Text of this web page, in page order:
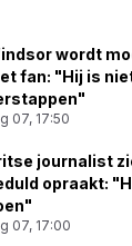
wordt
fan: "Hij is
07, 17:50
journalist
opraakt:
07, 17:00